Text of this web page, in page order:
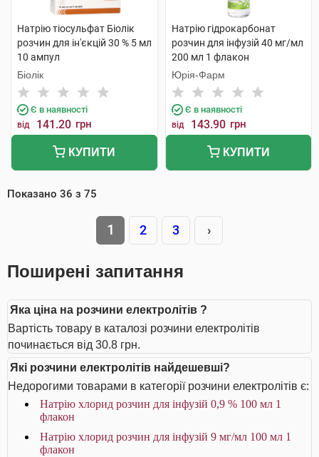
Натрію тіосульфат Біолік
розчин для ін'єкцій 30 % 5 мл
10 ампул
Біолік
Є в наявності
від 141.20 грн
КУПИТИ
Натрію гідрокарбонат
розчин для інфузій 40 мг/мл
200 мл 1 флакон
Юрія-Фарм
Є в наявності
від 143.90 грн
КУПИТИ
Показано 36 з 75
1 2 3 ›
Поширені запитання
Яка ціна на розчини електролітів ?
Вартість товару в каталозі розчини електролітів
починається від 30.8 грн.
Які розчини електролітів найдешевші?
Недорогими товарами в категорії розчини електролітів є:
Натрію хлорид розчин для інфузій 0,9 % 100 мл 1
флакон
Натрію хлорид розчин для інфузій 9 мг/мл 100 мл 1
флакон